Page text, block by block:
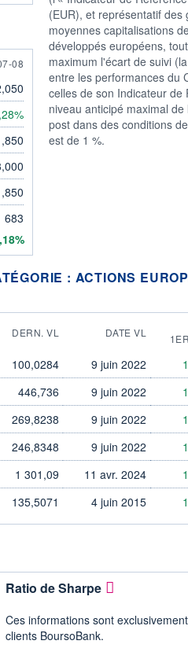
AUGUST
08
683
(EUR), et représentatif des
moyennes capitalisations
développés européens,
maximum l'écart de suivi
entre les performances du
celles de son Indicateur de
niveau anticipé maximal
post dans des conditions
est de 1 %.
: ACTIONS
DERN. VL DATE VL
100,0284 9 juin 2022
446,736 9 juin 2022
269,8238 9 juin 2022
246,8348 9 juin 2022
1 301,09 11 avr. 2024
135,5071 4 juin 2015
Ratio de Sharpe
Ces informations sont
clients BoursoBank.